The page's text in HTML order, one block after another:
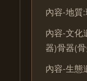
內容-地質
內容-文化
器)骨器(
內容-生態